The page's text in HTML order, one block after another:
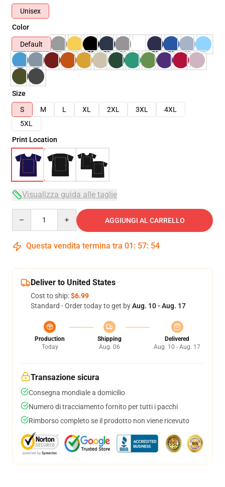
Unisex
Color
Default
Size
S
M L XL 2XL 3XL
4XL
5XL
Print Location
Visualizza guida alle taglie
AGGIUNGI AL CARRELLO
Questa vendita termina tra 01 : 57: 54
Deliver to United States
Cost to ship:$6.99
Standard - Order today to get byAug. 10 - Aug. 17
Production
Today
Shipping
Aug. 06
Delivered
Aug. 10 - Aug. 17
Transazione sicura
Consegna mondiale a domicilio
Numero di tracciamento fornito per tutti i pacchi
Rimborso completo se il prodotto non viene ricevuto